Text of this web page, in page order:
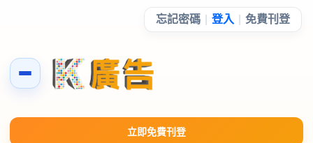
立即免費刊登
忘記密碼 登入 免費刊登